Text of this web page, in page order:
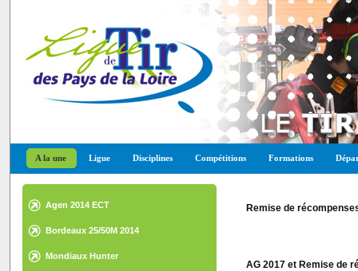
A la une Ligue Disciplines Compétitions Formations
Agen 2014 ECT
Bordeaux 25/50M 2014
Mondiaux Hunter
Remise de
AG 2017 et Remise de